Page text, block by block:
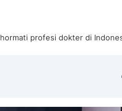
profesi dokter di